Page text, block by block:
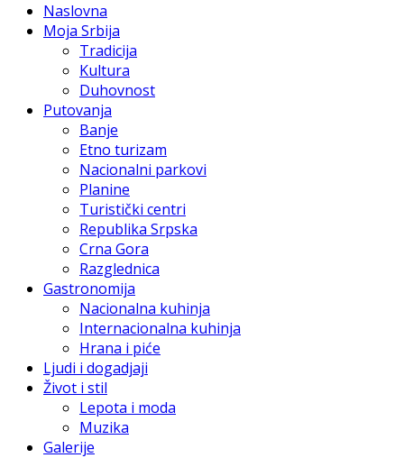
Naslovna
Moja Srbija
Tradicija
Kultura
Duhovnost
Putovanja
Banje
Etno turizam
Nacionalni parkovi
Planine
Turistički centri
Republika Srpska
Crna Gora
Razglednica
Gastronomija
Nacionalna kuhinja
Internacionalna kuhinja
Hrana i piće
Ljudi i dogadjaji
Život i stil
Lepota i moda
Muzika
Galerije